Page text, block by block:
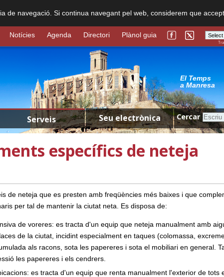
navegació. Si continua navegant pel web, considerem que
Notícies Agenda Directori Plànol guia
El Temps
a Manresa
Serveis Seu electrònica Cercar
específics de neteja
de neteja que es presten amb freqüències més baixes i que
per tal de mantenir la ciutat neta. Es disposa de:
de voreres: es tracta d'un equip que neteja manualment amb
de la ciutat, incidint especialment en taques (colomassa,
als racons, sota les papereres i sota el mobiliari en general.
les papereres i els cendrers.
es tracta d'un equip que renta manualment l'exterior de tots